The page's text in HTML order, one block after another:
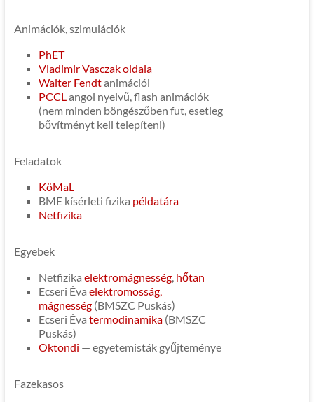
Animációk, szimulációk
PhET
Vladimir Vasczak oldala
Walter Fendtanimációi
PCCLangol nyelvű, flash animációk
(nem minden böngészőben fut, esetleg
bővítményt kell telepíteni)
Feladatok
KöMaL
BME kísérleti fizika példatára
Netfizika
Egyebek
Netfizika elektromágnesség, hőtan
Ecseri Éva elektromosság,
mágnesség(BMSZC Puskás)
Ecseri Éva termodinamika(BMSZC
Puskás)
Oktondi — egyetemisták gyűjteménye
Fazekasos